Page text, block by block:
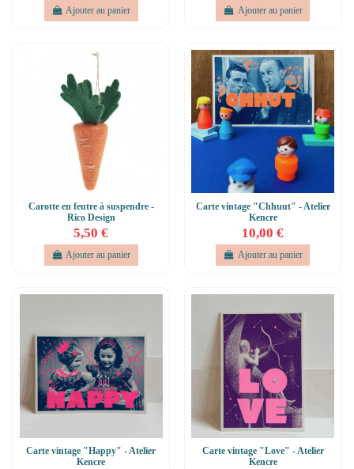
Ajouter au panier Ajouter au panier
Carotte en feutre à suspendre -
Rico Design
5,50 €
Ajouter au panier
Carte vintage "Chhuut" - Atelier
Kencre
10,00 €
Ajouter au panier
Carte vintage "Happy" - Atelier
Kencre
Carte vintage "Love" - Atelier
Kencre